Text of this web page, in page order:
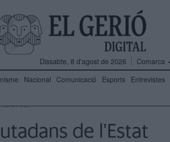
Dissabte, 8 d'agost de 2026
Comarca
Nacional Comunicació Esports Entrevistes
de l'Estat